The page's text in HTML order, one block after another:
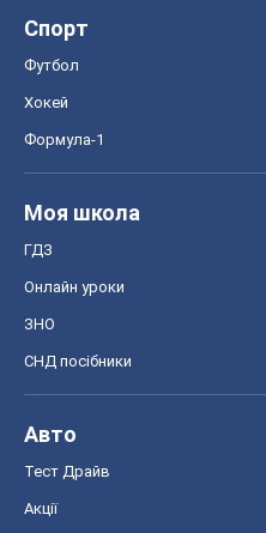
Спорт
Футбол
Хокей
Формула-1
Моя школа
ГДЗ
Онлайн уроки
ЗНО
СНД посібники
Авто
Тест Драйв
Акції